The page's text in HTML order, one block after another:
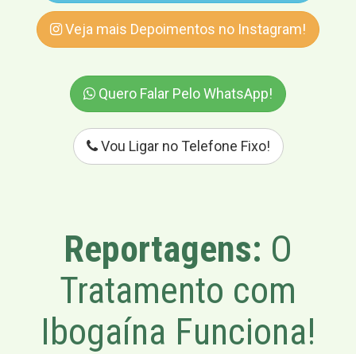
Veja mais Depoimentos no Instagram!
Quero Falar Pelo WhatsApp!
Vou Ligar no Telefone Fixo!
Reportagens: O
Tratamento com
Ibogaína Funciona!